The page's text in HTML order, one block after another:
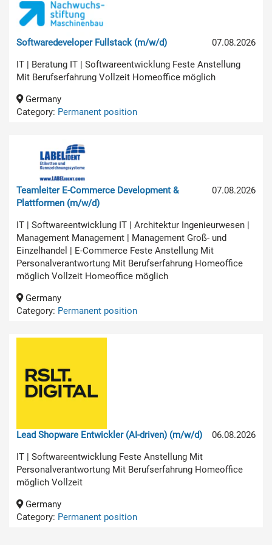
07.08.2026
Softwaredeveloper Fullstack (m/w/d)
IT | Beratung IT | Softwareentwicklung Feste Anstellung
Mit Berufserfahrung Vollzeit Homeoffice möglich
Germany
Category: Permanent position
07.08.2026
Teamleiter E-Commerce Development &
Plattformen (m/w/d)
IT | Softwareentwicklung IT | Architektur Ingenieurwesen |
Management Management | Management Groß- und
Einzelhandel | E-Commerce Feste Anstellung Mit
Personalverantwortung Mit Berufserfahrung Homeoffice
möglich Vollzeit Homeoffice möglich
Germany
Category: Permanent position
06.08.2026
Lead Shopware Entwickler (AI-driven) (m/w/d)
IT | Softwareentwicklung Feste Anstellung Mit
Personalverantwortung Mit Berufserfahrung Homeoffice
möglich Vollzeit
Germany
Category: Permanent position